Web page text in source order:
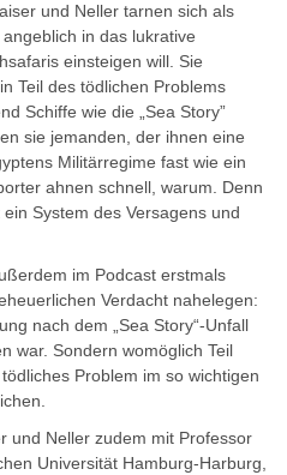
und Neller tarnen sich als
in das lukrative
einsteigen will. Sie
Teil des tödlichen Problems
Schiffe wie die „Sea Story”
sie jemanden, der ihnen eine
Militärregime fast wie ein
ahnen schnell, warum. Denn
System des Versagens und
im Podcast erstmals
Verdacht nahelegen:
nach dem „Sea Story“-Unfall
war. Sondern womöglich Teil
Problem im so wichtigen
und Neller zudem mit Professor
Universität Hamburg-Harburg,